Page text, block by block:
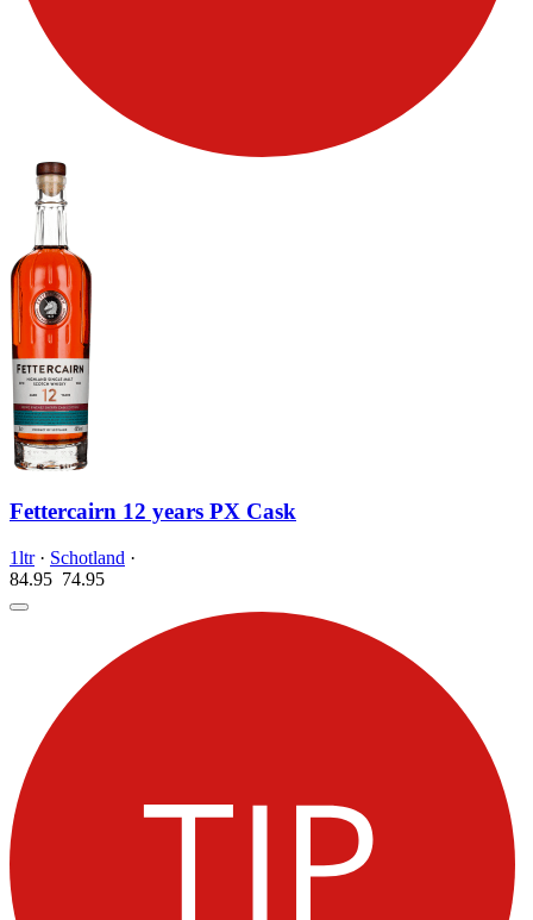
Fettercairn 12 years PX Cask
1ltr· Schotland ·
84.95 74.95